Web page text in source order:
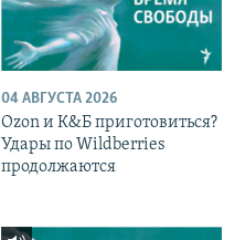
04 АВГУСТА 2026
Ozon и К&Б приготовиться?
Удары по Wildberries
продолжаются